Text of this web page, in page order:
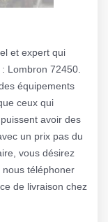
et expert qui
Lombron 72450.
équipements
ceux qui
avoir des
un prix pas du
vous désirez
nous téléphoner
de livraison chez